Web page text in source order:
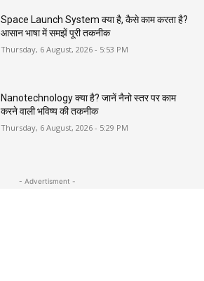
Space Launch System क्या है, कैसे काम करता है?
आसान भाषा में समझें पूरी तकनीक
Thursday, 6 August, 2026 - 5:53 PM
Nanotechnology क्या है? जानें नैनो स्तर पर काम
करने वाली भविष्य की तकनीक
Thursday, 6 August, 2026 - 5:29 PM
- Advertisment -